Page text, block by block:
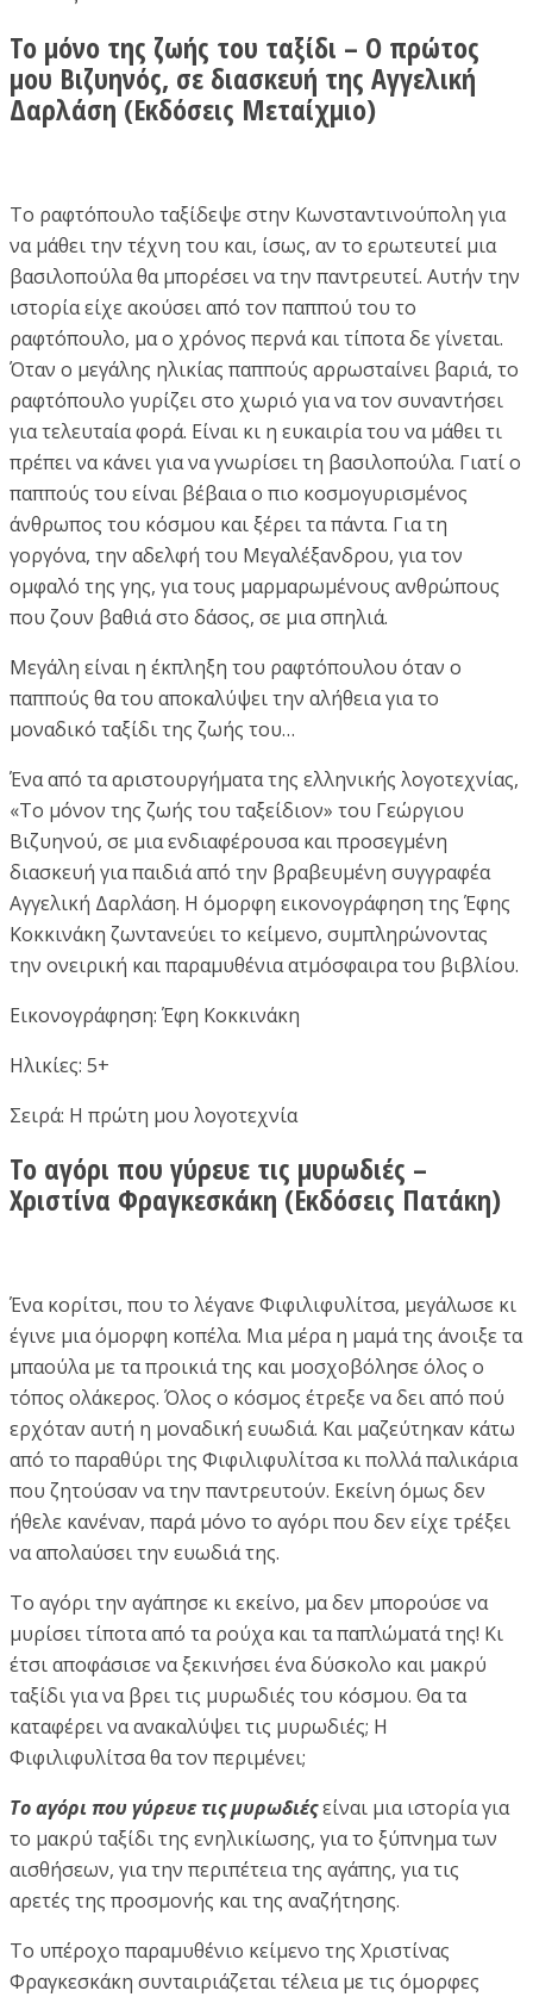
Το μόνο της ζωής του ταξίδι – Ο πρώτος
μου Βιζυηνός, σε διασκευή της Αγγελική
Δαρλάση (Εκδόσεις Μεταίχμιο)
Το ραφτόπουλο ταξίδεψε στην Κωνσταντινούπολη για
να μάθει την τέχνη του και, ίσως, αν το ερωτευτεί μια
βασιλοπούλα θα μπορέσει να την παντρευτεί. Αυτήν την
ιστορία είχε ακούσει από τον παππού του το
ραφτόπουλο, μα ο χρόνος περνά και τίποτα δε γίνεται.
Όταν ο μεγάλης ηλικίας παππούς αρρωσταίνει βαριά, το
ραφτόπουλο γυρίζει στο χωριό για να τον συναντήσει
για τελευταία φορά. Είναι κι η ευκαιρία του να μάθει τι
πρέπει να κάνει για να γνωρίσει τη βασιλοπούλα. Γιατί ο
παππούς του είναι βέβαια ο πιο κοσμογυρισμένος
άνθρωπος του κόσμου και ξέρει τα πάντα. Για τη
γοργόνα, την αδελφή του Μεγαλέξανδρου, για τον
ομφαλό της γης, για τους μαρμαρωμένους ανθρώπους
που ζουν βαθιά στο δάσος, σε μια σπηλιά.
Μεγάλη είναι η έκπληξη του ραφτόπουλου όταν ο
παππούς θα του αποκαλύψει την αλήθεια για το
μοναδικό ταξίδι της ζωής του…
Ένα από τα αριστουργήματα της ελληνικής λογοτεχνίας,
«Το μόνον της ζωής του ταξείδιον» του Γεώργιου
Βιζυηνού, σε μια ενδιαφέρουσα και προσεγμένη
διασκευή για παιδιά από την βραβευμένη συγγραφέα
Αγγελική Δαρλάση. Η όμορφη εικονογράφηση της Έφης
Κοκκινάκη ζωντανεύει το κείμενο, συμπληρώνοντας
την ονειρική και παραμυθένια ατμόσφαιρα του βιβλίου.
Εικονογράφηση: Έφη Κοκκινάκη
Ηλικίες: 5+
Σειρά: Η πρώτη μου λογοτεχνία
Το αγόρι που γύρευε τις μυρωδιές –
Χριστίνα Φραγκεσκάκη (Εκδόσεις Πατάκη)
Ένα κορίτσι, που το λέγανε Φιφιλιφυλίτσα, μεγάλωσε κι
έγινε μια όμορφη κοπέλα. Μια μέρα η μαμά της άνοιξε τα
μπαούλα με τα προικιά της και μοσχοβόλησε όλος ο
τόπος ολάκερος. Όλος ο κόσμος έτρεξε να δει από πού
ερχόταν αυτή η μοναδική ευωδιά. Και μαζεύτηκαν κάτω
από το παραθύρι της Φιφιλιφυλίτσα κι πολλά παλικάρια
που ζητούσαν να την παντρευτούν. Εκείνη όμως δεν
ήθελε κανέναν, παρά μόνο το αγόρι που δεν είχε τρέξει
να απολαύσει την ευωδιά της.
Το αγόρι την αγάπησε κι εκείνο, μα δεν μπορούσε να
μυρίσει τίποτα από τα ρούχα και τα παπλώματά της! Κι
έτσι αποφάσισε να ξεκινήσει ένα δύσκολο και μακρύ
ταξίδι για να βρει τις μυρωδιές του κόσμου. Θα τα
καταφέρει να ανακαλύψει τις μυρωδιές; Η
Φιφιλιφυλίτσα θα τον περιμένει;
Το αγόρι που γύρευε τις μυρωδιέςείναι μια ιστορία για
το μακρύ ταξίδι της ενηλικίωσης, για το ξύπνημα των
αισθήσεων, για την περιπέτεια της αγάπης, για τις
αρετές της προσμονής και της αναζήτησης.
Το υπέροχο παραμυθένιο κείμενο της Χριστίνας
Φραγκεσκάκη συνταιριάζεται τέλεια με τις όμορφες